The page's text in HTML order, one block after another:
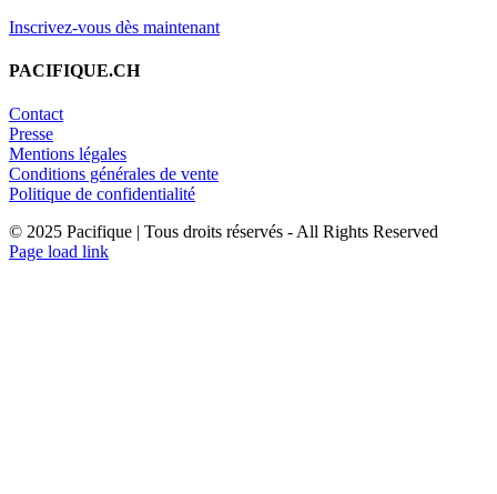
Inscrivez-vous dès maintenant
PACIFIQUE.CH
Contact
Presse
Mentions légales
Conditions générales de vente
Politique de confidentialité
© 2025 Pacifique | Tous droits réservés - All Rights Reserved
Page load link